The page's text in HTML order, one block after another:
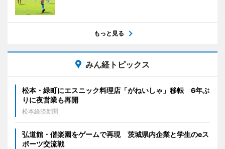
もっと見る
みん経トピックス
松本・緑町にエスニック料理店「がねいしゃ」移転 6年ぶ
りに夜営業も再開
松本経済新聞
弘道館・偕楽園をゲームで再現 茨城県内企業と学生のeス
ポーツ交流戦